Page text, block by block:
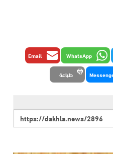
WhatsApp
Email
طباعة